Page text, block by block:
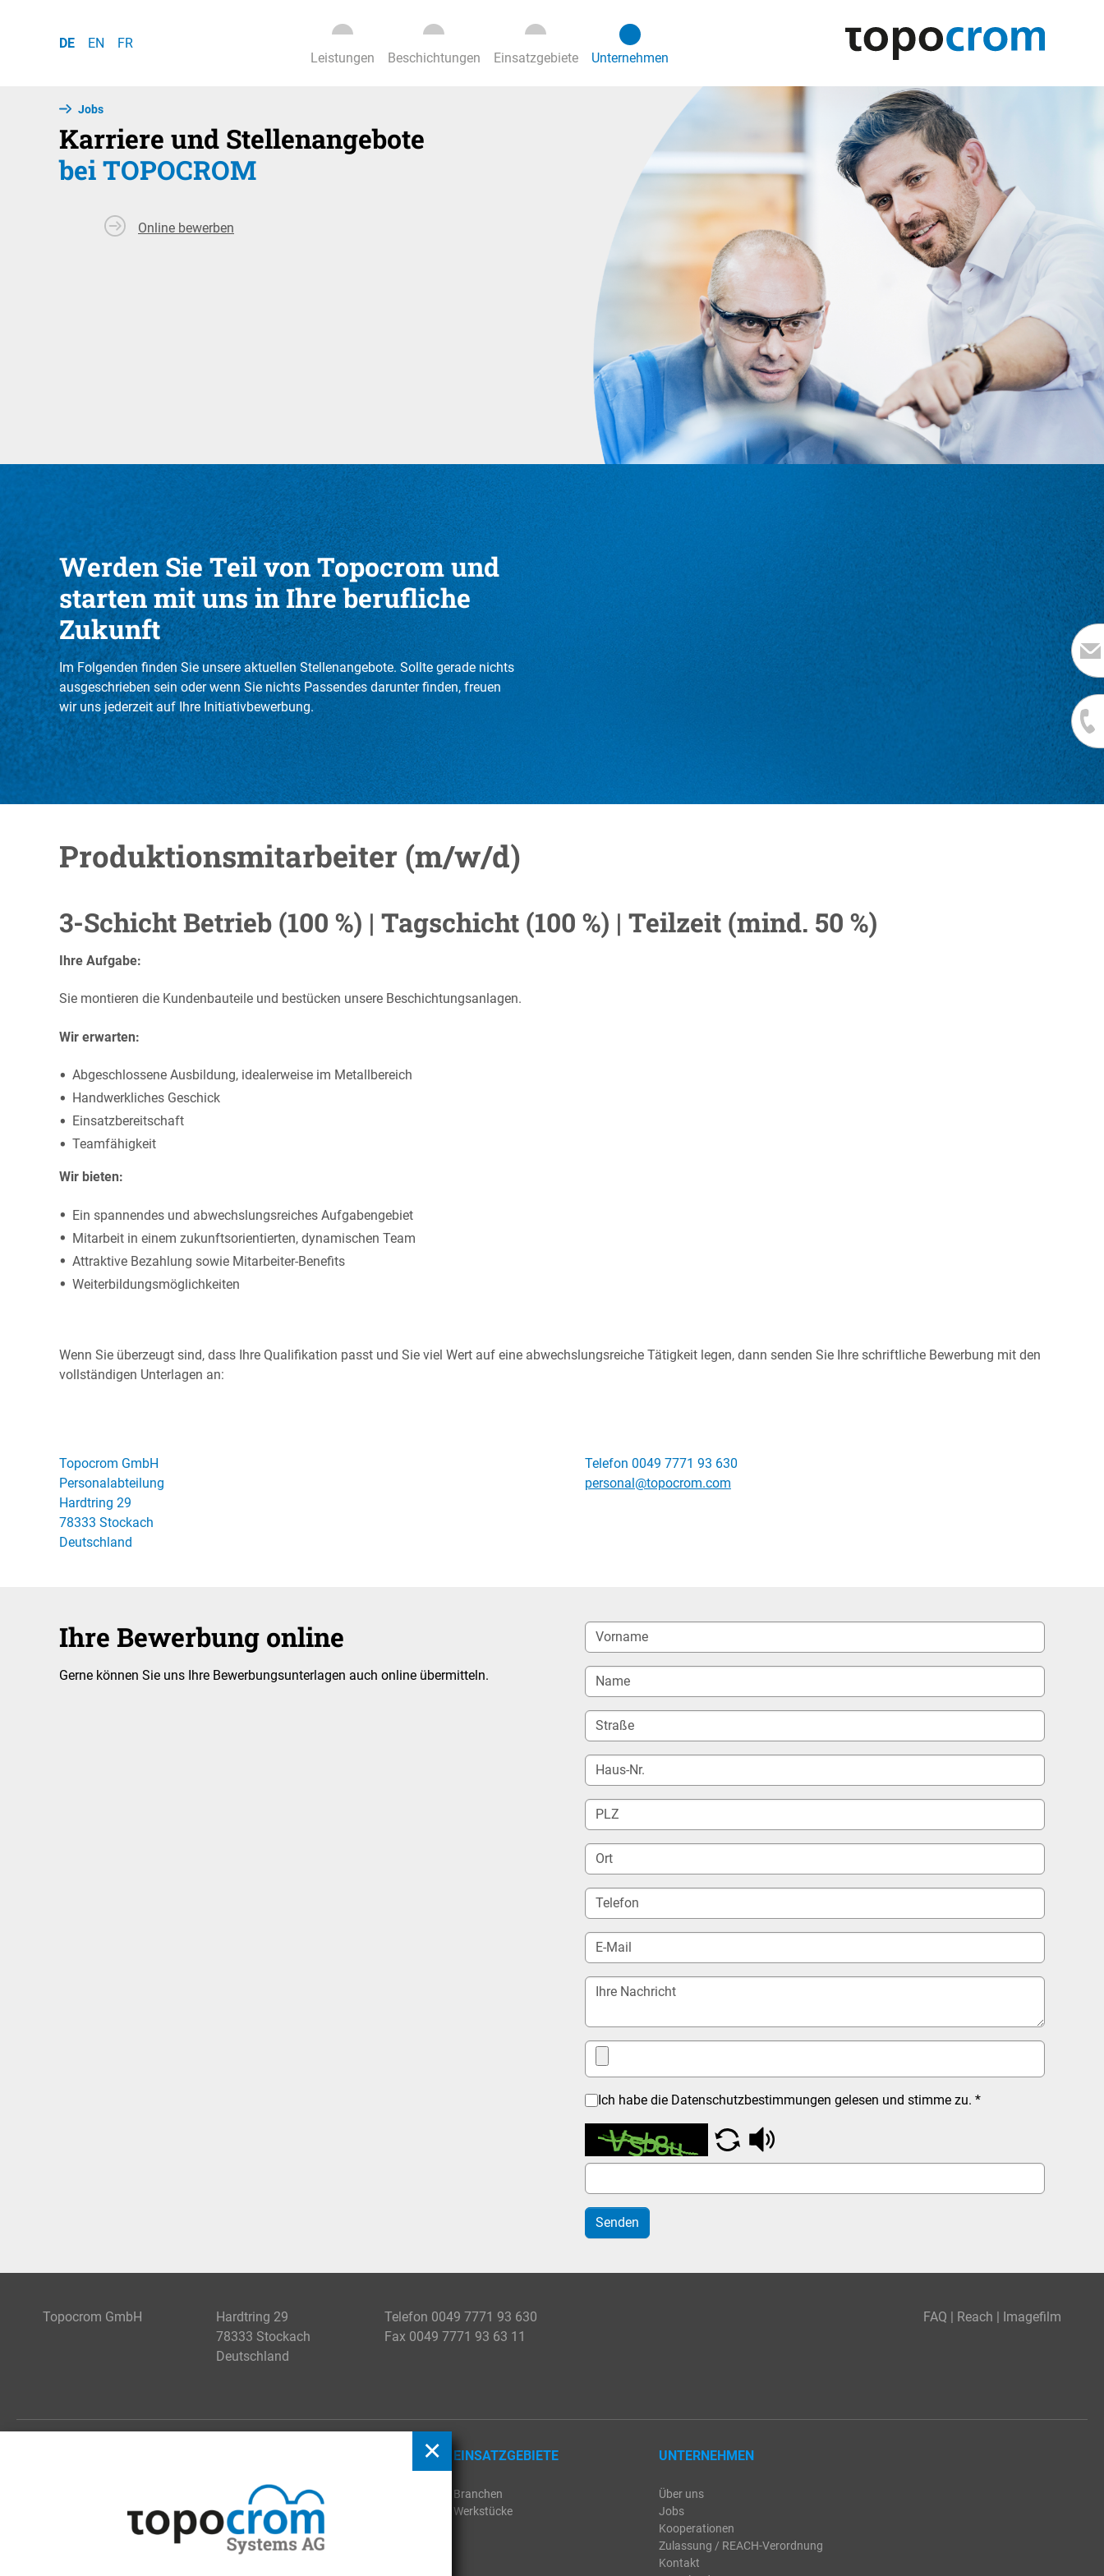
DE EN
FR
Leistungen
Beschichtungen Einsatzgebiete Unternehmen
Jobs
Karriere und Stellenangebote
bei TOPOCROM
Online bewerben
Werden Sie Teil von Topocrom und
starten mit uns in Ihre berufliche
Zukunft
Im Folgenden finden Sie unsere aktuellen Stellenangebote. Sollte gerade nichts
ausgeschrieben sein oder wenn Sie nichts Passendes darunter finden, freuen
wir uns jederzeit auf Ihre Initiativbewerbung.
Produktionsmitarbeiter (m/w/d)
3-Schicht Betrieb (100 %) | Tagschicht (100 %) | Teilzeit (mind. 50 %)
Ihre Aufgabe:
Sie montieren die Kundenbauteile und bestücken unsere Beschichtungsanlagen.
Wir erwarten:
Abgeschlossene Ausbildung, idealerweise im Metallbereich
Handwerkliches Geschick
Einsatzbereitschaft
Teamfähigkeit
Wir bieten:
Ein spannendes und abwechslungsreiches Aufgabengebiet
Mitarbeit in einem zukunftsorientierten, dynamischen Team
Attraktive Bezahlung sowie Mitarbeiter-Benefits
Weiterbildungsmöglichkeiten
Wenn Sie überzeugt sind, dass Ihre Qualifikation passt und Sie viel Wert auf eine abwechslungsreiche Tätigkeit legen, dann senden Sie Ihre schriftliche Bewerbung mit den
vollständigen Unterlagen an:
Topocrom GmbH
Personalabteilung
Hardtring 29
78333 Stockach
Deutschland
Telefon 0049 7771 93 630
personal@topocrom.com
Ihre Bewerbung online
Gerne können Sie uns Ihre Bewerbungsunterlagen auch online übermitteln.
Ich habe die Datenschutzbestimmungen gelesen und stimme zu. *
Senden
Topocrom GmbH
Hardtring 29
78333 Stockach
Deutschland
Telefon 0049 7771 93 630
Fax 0049 7771 93 63 11
FAQ | Reach | Imagefilm
Anwendungsgebiete / Branchen
Anlagen von Topocrom Systems
Bauteil und Beschichtung aus einer
Übersicht
Carbonprocessing
Rollstructuring
Easyeject
EINSATZGEBIETE
Branchen
Werkstücke
UNTERNEHMEN
Über uns
Jobs
Kooperationen
Zulassung / REACH-Verordnung
Kontakt